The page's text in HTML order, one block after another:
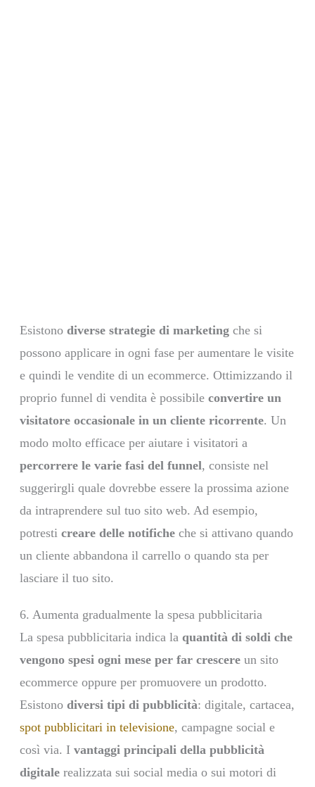
Esistonodiverse strategie di marketing che si
possono applicare in ogni fase per aumentare le visite
e quindi le vendite di un ecommerce. Ottimizzando il
proprio funnel di vendita è possibileconvertire un
visitatore occasionale in un cliente ricorrente. Un
modo molto efficace per aiutare i visitatori a
percorrere le varie fasi del funnel, consiste nel
suggerirgli quale dovrebbe essere la prossima azione
da intraprendere sul tuo sito web. Ad esempio,
potresticreare delle notifiche che si attivano quando
un cliente abbandona il carrello o quando sta per
lasciare il tuo sito.
6. Aumenta gradualmente la spesa pubblicitaria
La spesa pubblicitaria indica laquantità di soldi che
vengono spesi ogni mese per far crescere un sito
ecommerce oppure per promuovere un prodotto.
Esistonodiversi tipi di pubblicità: digitale, cartacea,
spot pubblicitari in televisione, campagne social e
così via. Ivantaggi principali della pubblicità
digitale realizzata sui social media o sui motori di